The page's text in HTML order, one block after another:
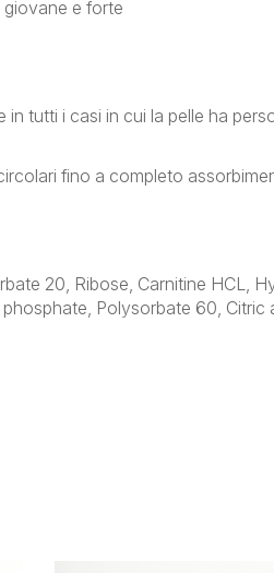
giovane e forte
tutti i casi in cui la pelle ha
fino a completo
20, Ribose, Carnitine HCL,
Polysorbate 60, Citric